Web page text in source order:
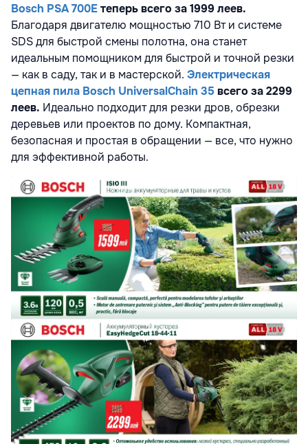
Bosch PSA 700Eтеперь всего за 1999 леев.
Благодаря двигателю мощностью 710 Вт и системе
SDS для быстрой смены полотна, она станет
идеальным помощником для быстрой и точной резки
— как в саду, так и в мастерской. Электрическая
цепная пила Bosch UniversalChain 35 всего за 2299
леев. Идеально подходит для резки дров, обрезки
деревьев или проектов по дому. Компактная,
безопасная и простая в обращении — все, что нужно
для эффективной работы.